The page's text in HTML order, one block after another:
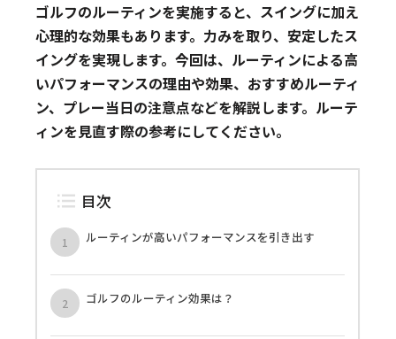
ゴルフのルーティンを実施すると、スイングに加え
心理的な効果もあります。力みを取り、安定したス
イングを実現します。今回は、ルーティンによる高
いパフォーマンスの理由や効果、おすすめルーティ
ン、プレー当日の注意点などを解説します。ルーテ
ィンを見直す際の参考にしてください。
目次
ルーティンが高いパフォーマンスを引き出す
ゴルフのルーティン効果は？